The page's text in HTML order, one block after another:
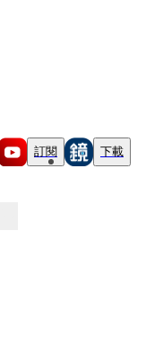
訂閱 下載